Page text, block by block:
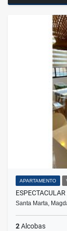
APARTAMENTO
Santa Marta,
2Alcobas